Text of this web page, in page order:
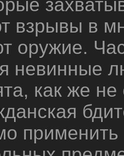
взрывы в
оружие.
невинные
как же не